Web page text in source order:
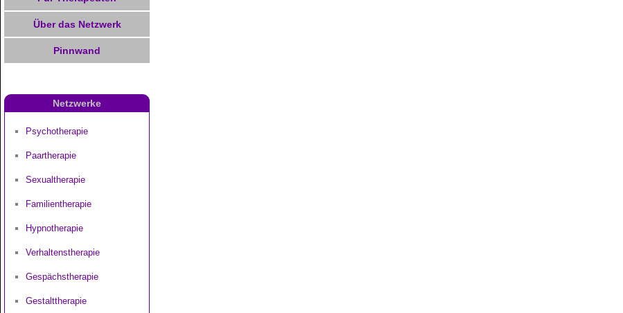
Über das Netzwerk
Pinnwand
Netzwerke
Psychotherapie
Paartherapie
Sexualtherapie
Familientherapie
Hypnotherapie
Verhaltenstherapie
Gespächstherapie
Gestalttherapie